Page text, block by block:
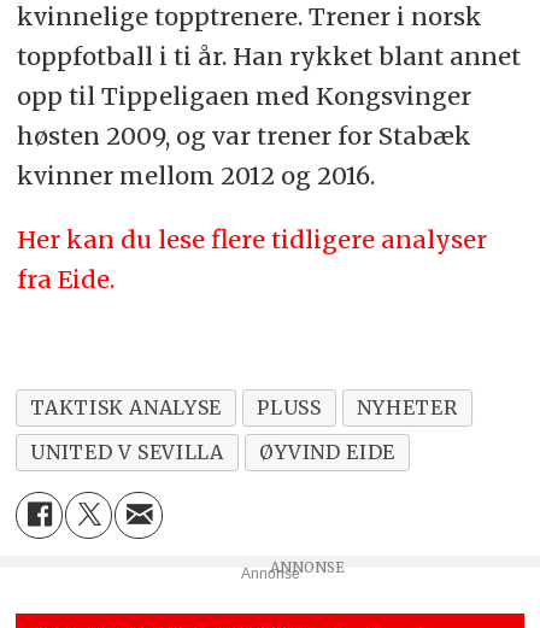
kvinnelige topptrenere. Trener i norsk
toppfotball i ti år. Han rykket blant annet
opp til Tippeligaen med Kongsvinger
høsten 2009, og var trener for Stabæk
kvinner mellom 2012 og 2016.
Her kan du lese flere tidligere analyser
fra Eide.
TAKTISK ANALYSE PLUSS
NYHETER
UNITED V SEVILLA
ØYVIND EIDE
Annonse